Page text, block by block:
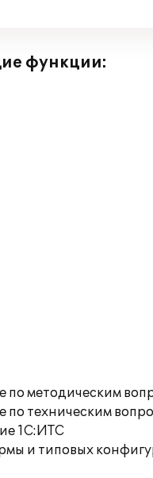
функции:
по методическим
по техническим
1С:ИТС
и типовых